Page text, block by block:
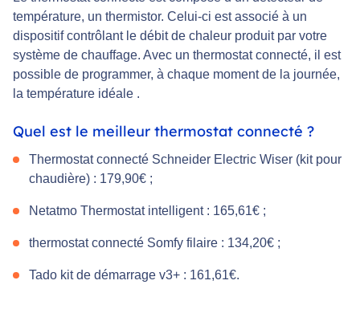
température, un thermistor. Celui-ci est associé à un
dispositif contrôlant le débit de chaleur produit par votre
système de chauffage. Avec un thermostat connecté, il est
possible de programmer, à chaque moment de la journée,
la température idéale .
Quel est le meilleur thermostat connecté ?
Thermostat connecté Schneider Electric Wiser (kit pour
chaudière) : 179,90€ ;
Netatmo Thermostat intelligent : 165,61€ ;
thermostat connecté Somfy filaire : 134,20€ ;
Tado kit de démarrage v3+ : 161,61€.